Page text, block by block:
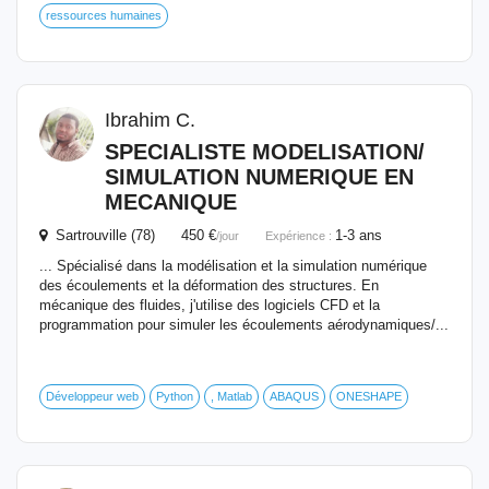
ressources humaines
Ibrahim C.
SPECIALISTE MODELISATION/
SIMULATION NUMERIQUE EN
MECANIQUE
Sartrouville (78) 450 €/jour Expérience : 1-3 ans
... Spécialisé dans la modélisation et la simulation numérique
des écoulements et la déformation des structures. En
mécanique des fluides, j'utilise des logiciels CFD et la
programmation pour simuler les écoulements aérodynamiques/...
Développeur web Python , Matlab ABAQUS ONESHAPE